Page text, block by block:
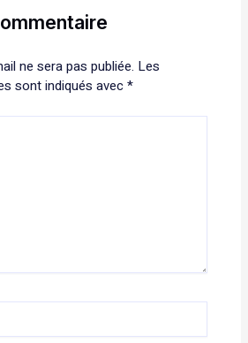
ne sera pas publiée. Les
sont indiqués avec*